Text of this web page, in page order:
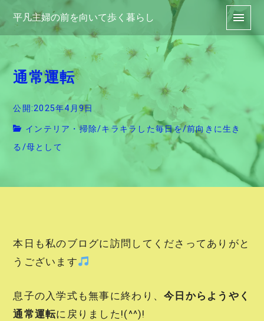
平凡主婦の前を向いて歩く暮らし
通常運転
公開:2025年4月9日
インテリア・掃除/キラキラした毎日を/前向きに生き
る /母として
本日も私のブログに訪問してくださってありがと
うございます
息子の入学式も無事に終わり、今日からようやく
通常運転に戻りました!(^^)!